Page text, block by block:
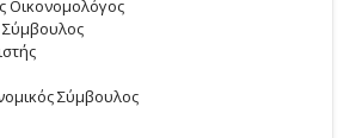
Οικονομολόγος
Σύμβουλος
Σύμβουλος